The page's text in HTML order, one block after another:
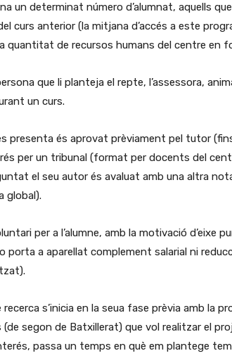
un determinat número d’alumnat, aquells
curs anterior (la mitjana d’accés a este
quantitat de recursos humans del centre en
que li planteja el repte, l’assessora,
un curs.
presenta és aprovat prèviament pel tutor
per un tribunal (format per docents del
el seu autor és avaluat amb una altra
global).
per a l’alumne, amb la motivació d’eixe
porta a aparellat complement salarial ni
s’inicia en la seua fase prèvia amb la
(de segon de Batxillerat) que vol realitzar el
passa un temps en què em plantege